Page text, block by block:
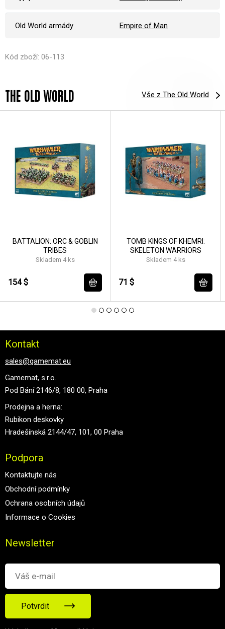
Old World armády Empire of Man
Kód zboží: 06-113
THE OLD WORLD Vše z The Old World
BATTALION: ORC & GOBLIN
TRIBES
Skladem 4 ks
154 $
TOMB KINGS OF KHEMRI:
SKELETON WARRIORS
Skladem 4 ks
71 $
Kontakt
sales@gamemat.eu
Gamemat, s.r.o.
Pod Bání 2146/8, 180 00, Praha
Prodejna a herna:
Rubikon deskovky
Hradešínská 2144/47, 101, 00 Praha
Podpora
Kontaktujte nás
Obchodní podmínky
Ochrana osobních údajů
Informace o Cookies
Newsletter
Potvrdit